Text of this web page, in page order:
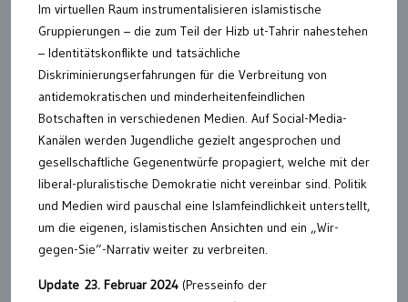
Im virtuellen Raum instrumentalisieren islamistische
Gruppierungen – die zum Teil der Hizb ut-Tahrir nahestehen
– Identitätskonflikte und tatsächliche
Diskriminierungserfahrungen für die Verbreitung von
antidemokratischen und minderheitenfeindlichen
Botschaften in verschiedenen Medien. Auf Social-Media-
Kanälen werden Jugendliche gezielt angesprochen und
gesellschaftliche Gegenentwürfe propagiert, welche mit der
liberal-pluralistische Demokratie nicht vereinbar sind. Politik
und Medien wird pauschal eine Islamfeindlichkeit unterstellt,
um die eigenen, islamistischen Ansichten und ein „Wir-
gegen-Sie“-Narrativ weiter zu verbreiten.
Update 23. Februar 2024 (Presseinfo der